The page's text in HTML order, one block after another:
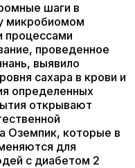
шаги в
микробиомом
процессами
проведенное
выявило
сахара в крови и
определенных
открывают
Оземпик, которые в
для
с диабетом 2